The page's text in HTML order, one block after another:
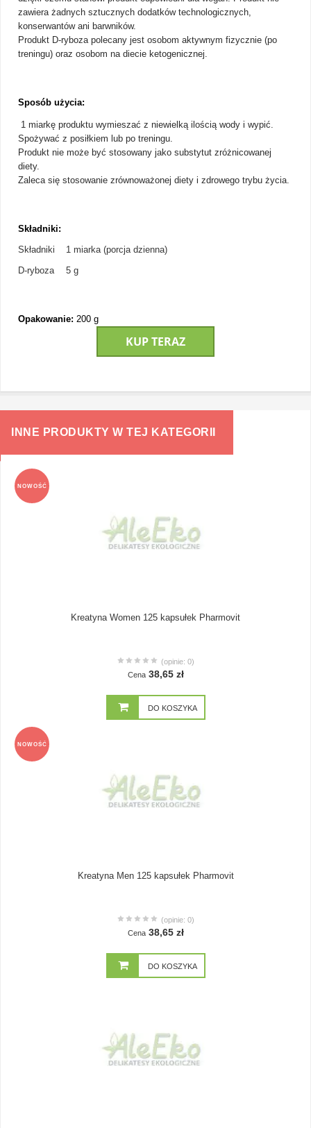
zawiera żadnych sztucznych dodatków technologicznych,
konserwantów ani barwników.
Produkt D-ryboza polecany jest osobom aktywnym fizycznie (po
treningu) oraz osobom na diecie ketogenicznej.
Sposób użycia:
1 miarkę produktu wymieszać z niewielką ilością wody i wypić.
Spożywać z posiłkiem lub po treningu.
Produkt nie może być stosowany jako substytut zróżnicowanej
diety.
Zaleca się stosowanie zrównoważonej diety i zdrowego trybu życia.
Składniki:
Składniki
1 miarka (porcja dzienna)
D-ryboza
5 g
Opakowanie: 200 g
KUP TERAZ
INNE PRODUKTY W TEJ KATEGORII
NOWOŚĆ
Kreatyna Women 125 kapsułek Pharmovit
(opinie: 0)
Cena 38,65 zł
DO KOSZYKA
NOWOŚĆ
Kreatyna Men 125 kapsułek Pharmovit
(opinie: 0)
Cena 38,65 zł
DO KOSZYKA